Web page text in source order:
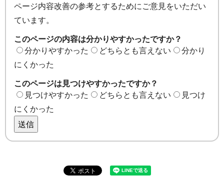
ページ内容改善の参考とするためにご意見をいただい
ています。
このページの内容は分かりやすかったですか？
分かりやすかった
どちらとも言えない
分かり
にくかった
このページは見つけやすかったですか？
見つけやすかった
どちらとも言えない
見つけ
にくかった
送信